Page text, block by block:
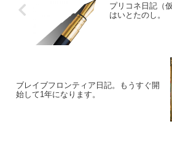
プリコネ日記（
はいとたのし。
ブレイブフロンティア日記。もうすぐ開
始して1年になります。